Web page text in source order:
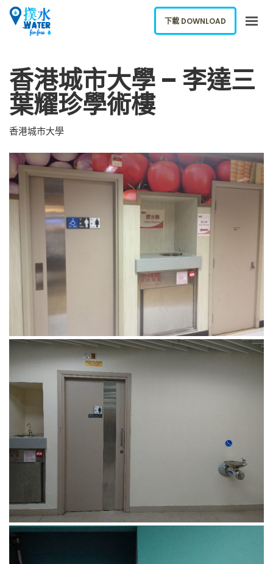
關於我們
下載應用
網誌
ENGLISH
下載 DOWNLOAD
香港城市大學 – 李達三
葉耀珍學術樓
香港城市大學
下載 DOWNLOAD